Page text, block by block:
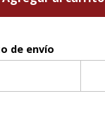
de envío